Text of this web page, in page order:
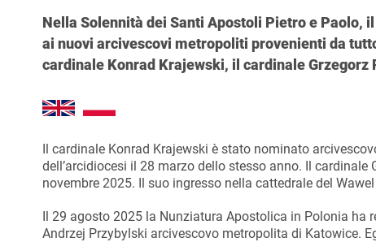
Nella Solennità dei Santi Apostoli Pietro e Paolo,
ai nuovi arcivescovi metropoliti provenienti da
cardinale Konrad Krajewski, il cardinale Grzegorz
Il cardinale Konrad Krajewski è stato nominato
dell’arcidiocesi il 28 marzo dello stesso anno. Il
novembre 2025. Il suo ingresso nella cattedrale del
Il 29 agosto 2025 la Nunziatura Apostolica in Polonia ha
Andrzej Przybylski arcivescovo metropolita di Katowice.